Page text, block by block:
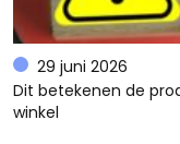
29 juni 2026
Dit betekenen de
winkel